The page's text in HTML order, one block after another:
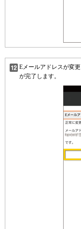
Eメールアドレスが変
が完了します。